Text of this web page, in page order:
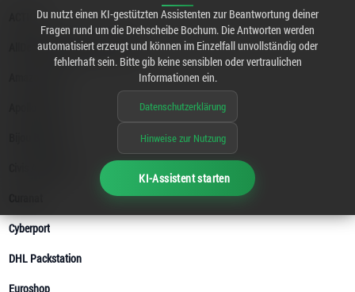
Du nutzt einen KI-gestützten Assistenten zur Beantwortung deiner
Fragen rund um die Drehscheibe Bochum. Die Antworten werden
automatisiert erzeugt und können im Einzelfall unvollständig oder
fehlerhaft sein. Bitte gib keine sensiblen oder vertraulichen
Informationen ein.
Datenschutzerklärung
Hinweise zur Nutzung
KI-Assistent starten